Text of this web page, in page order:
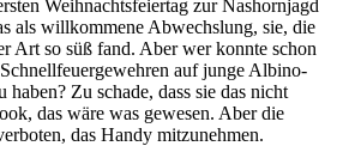
Weihnachtsfeiertag zur Nashornjagd
als willkommene Abwechslung, sie, die
Art so süß fand. Aber wer konnte schon
auf junge Albino-
haben? Zu schade, dass sie das nicht
das wäre was gewesen. Aber die
das Handy mitzunehmen.